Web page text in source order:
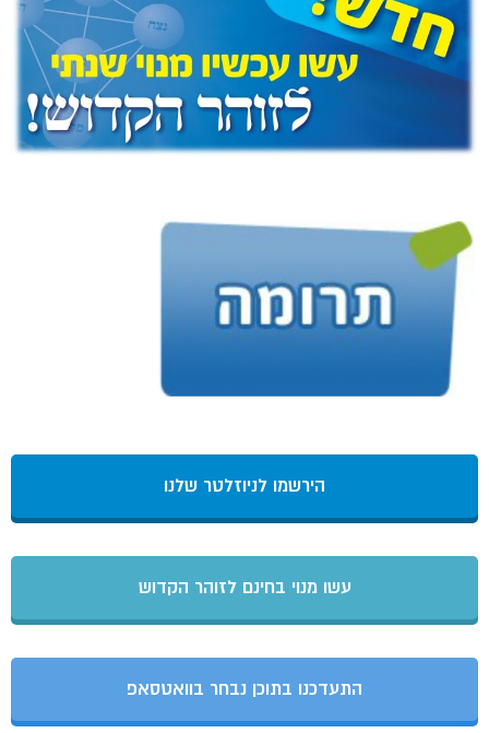
הירשמו לניוזלטר שלנו
עשו מנוי בחינם לזוהר הקדוש
התעדכנו בתוכן נבחר בוואטסאפ